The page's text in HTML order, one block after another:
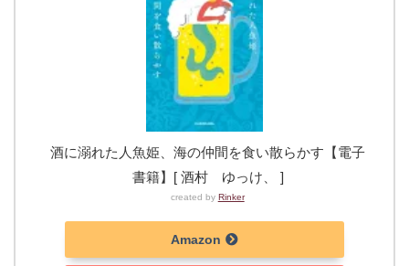
酒に溺れた人魚姫、海の仲間を食い散らかす【電子
書籍】[ 酒村 ゆっけ、 ]
created by Rinker
Amazon